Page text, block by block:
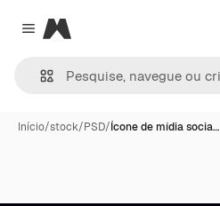
Close menu
Magnific
Início/stock/PSD/Ícone de mídia socia…